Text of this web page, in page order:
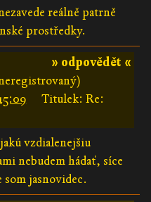
reálně patrně
prostředky.
» odpovědět «
Titulek: Re:
vzdialenejšiu
nebudem hádať, síce
jasnovidec.